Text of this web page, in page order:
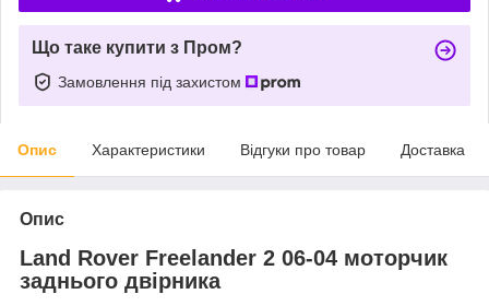
Що таке купити з Пром?
Замовлення під захистом
Опис Характеристики Відгуки про товар Доставка
Опис
Land Rover Freelander 2 06-04 моторчик
заднього двірника